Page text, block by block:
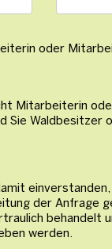
oder
Mitarbeiterin
Sie Waldbesitzer
der Anfrage
behandelt
werden.